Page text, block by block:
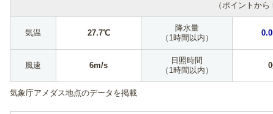
（ポイントから
気温 27.7℃
降水量
（1時間以内）
風速 6m/s
日照時間
（1時間以内）
気象庁アメダス地点のデータを掲載